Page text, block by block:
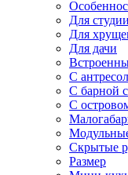
Для студии
Для
Для дачи
С
С барной
С
Скрытые
Размер